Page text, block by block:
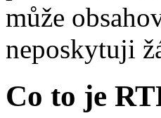
může
neposkytuji
Co to je